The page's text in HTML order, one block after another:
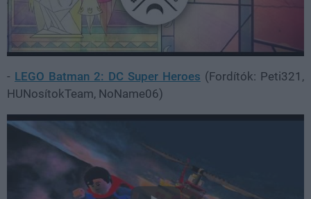
- LEGO Batman 2: DC Super Heroes (Fordítók: Peti321,
HUNosítokTeam, NoName06)